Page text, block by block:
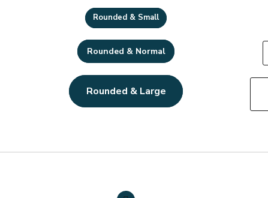
Rounded & Small
Rounded & Normal
Rounded & Large